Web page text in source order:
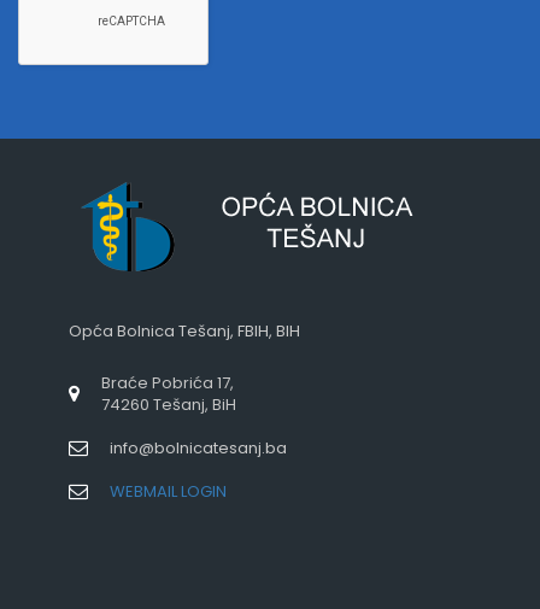
Opća Bolnica Tešanj, FBIH, BIH
Braće Pobrića 17,
74260 Tešanj, BiH
info@bolnicatesanj.ba
WEBMAIL LOGIN